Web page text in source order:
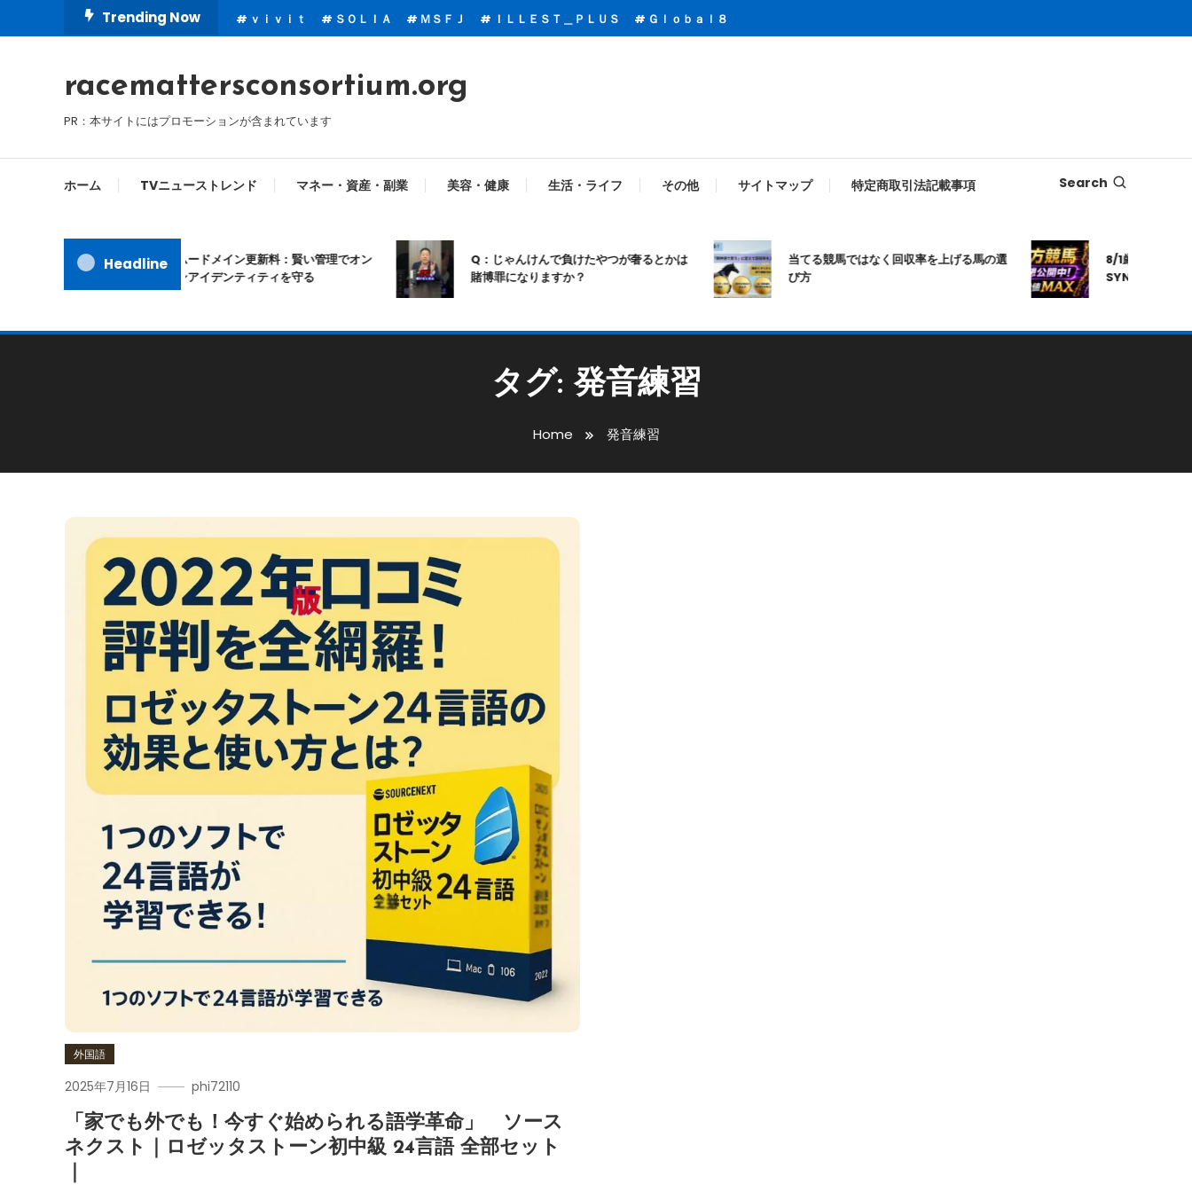
To
Trending Now ｖｉｖｉｔ ＳＯＬＩＡ ＭＳＦＪ ＩＬＬＥＳＴ＿ＰＬＵＳ Ｇｌｏｂａｌ８
racemattersconsortium.org
PR：本サイトにはプロモーションが含まれています
ホーム TVニューストレンド マネー・資産・副業 美容・健康 生活・ライフ その他 サイトマップ 特定商取引法記載事項 Search
Headlineムームードメイン更新料：賢い管理でオン
ラインアイデンティティを守る
Q：じゃんけんで負けたやつが奢るとかは
賭博罪になりますか？
当てる競馬ではなく回収率を上げる馬の選
び方
8/1厳選｜高知
SYNAPSE｜シナ
タグ: 発音練習
Home 発音練習
外国語
2025年7月16日 phi72110
「家でも外でも！今すぐ始められる語学革命」 ソース
ネクスト｜ロゼッタストーン初中級 24言語 全部セット